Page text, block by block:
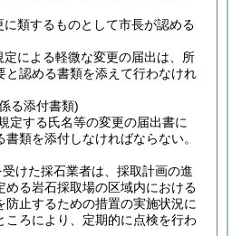
に類するものとして市長が認める
による軽微な変更の届出は、所
と認める書類を添えて行わなけれ
る添付書類)
定する氏名等の変更の届出書に
類を添付しなければならない。
けた採石業者は、採取計画の進
める岩石採取場の区域内における
防止するための措置の実施状況に
ころにより、定期的に点検を行わ